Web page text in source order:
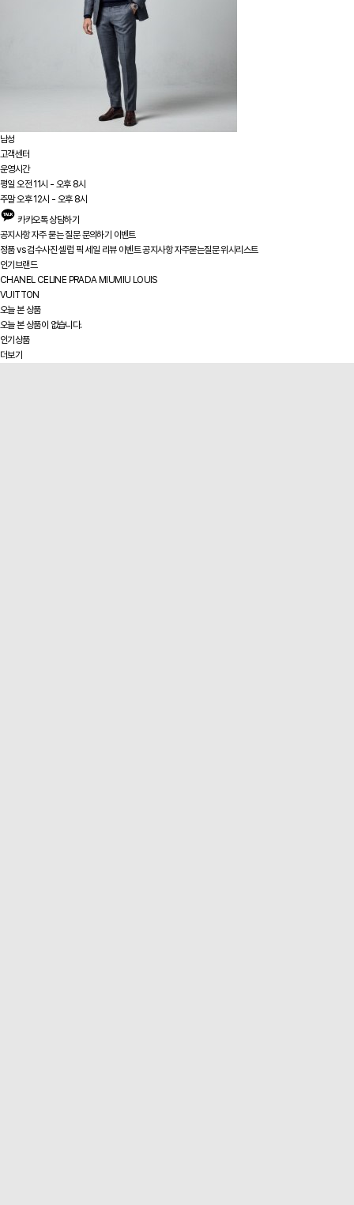
남성
고객센터
운영시간
평일 오전 11시 - 오후 8시
주말 오후 12시 - 오후 8시
카카오톡 상담하기
공지사항자주 묻는 질문문의하기 이벤트
정품 vs검수사진셀럽 픽 세일 리뷰 이벤트공지사항 자주묻는질문위시리스트
인기브랜드
CHANEL CELINE PRADA MIUMIU LOUIS
VUITTON
오늘 본 상품
오늘 본 상품이 없습니다.
인기상품
더보기